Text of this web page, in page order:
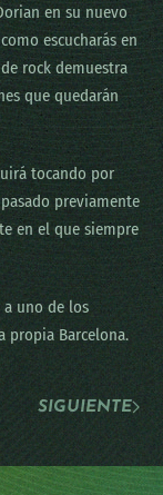
en su nuevo
escucharás en
rock demuestra
que quedarán
tocando por
previamente
en el que siempre
uno de los
propia Barcelona.
SIGUIENTE